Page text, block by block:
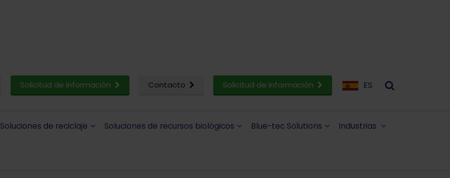
Solicitud de información Contacto Solicitud de información ES
Soluciones de reciclaje Soluciones de recursos biológicos Blue-tec Solutions Industrias